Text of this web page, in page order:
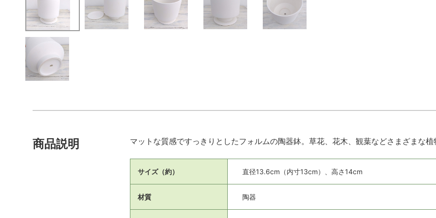
商品説明 マットな質感ですっきりとしたフォルムの陶器鉢。草花、花木、観葉などさまざまな植
サイズ（約） 直径13.6cm（内寸13cm）、高さ14cm
材質 陶器